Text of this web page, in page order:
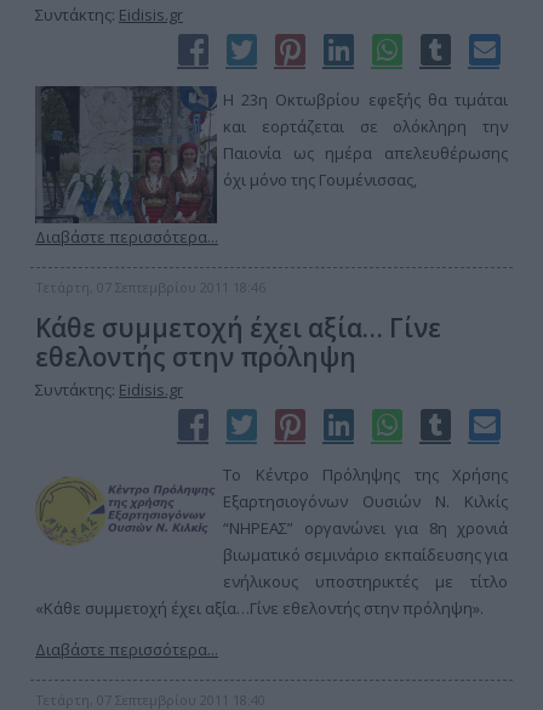
Συντάκτης: Eidisis.gr
Η 23η Οκτωβρίου εφεξής θα τιμάται
και εορτάζεται σε ολόκληρη την
Παιονία ως ημέρα απελευθέρωσης
όχι μόνο της Γουμένισσας,
Διαβάστε περισσότερα...
Τετάρτη, 07 Σεπτεμβρίου 2011 18:46
Κάθε συμμετοχή έχει αξία… Γίνε
εθελοντής στην πρόληψη
Συντάκτης: Eidisis.gr
Το Κέντρο Πρόληψης της Χρήσης
Εξαρτησιογόνων Ουσιών Ν. Κιλκίς
“ΝΗΡΕΑΣ” οργανώνει για 8η χρονιά
βιωματικό σεμινάριο εκπαίδευσης για
ενήλικους υποστηρικτές με τίτλο
«Κάθε συμμετοχή έχει αξία…Γίνε εθελοντής στην πρόληψη».
Διαβάστε περισσότερα...
Τετάρτη, 07 Σεπτεμβρίου 2011 18:40